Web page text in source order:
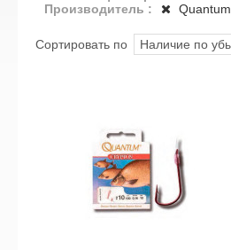
Производитель :
Quantum
Сортировать по